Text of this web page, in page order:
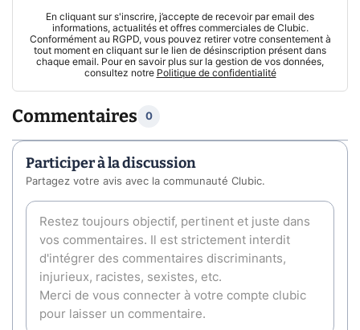
En cliquant sur s'inscrire, j’accepte de recevoir par email des
informations, actualités et offres commerciales de Clubic.
Conformément au RGPD, vous pouvez retirer votre consentement à
tout moment en cliquant sur le lien de désinscription présent dans
chaque email. Pour en savoir plus sur la gestion de vos données,
consultez notre Politique de confidentialité
Commentaires 0
Participer à la discussion
Partagez votre avis avec la communauté Clubic.